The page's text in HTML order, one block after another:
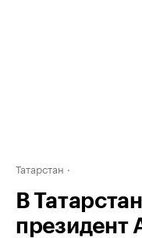
Татарстан
В
президент